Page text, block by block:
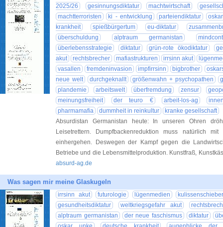
2025/26 gesinnungsdiktatur machtwirtschaft
machtterroristen
ki - entwicklung parteiendiktatur
krankheit
spießbürgertum eu-diktatur
überschuldung
alptraum germanistan
überlebensstrategie
diktatur grün-rote ökodiktatur
akut
rechtsbrecher mafiastrukturen irrsinn akut
vasallen
fremdeninvasion impfirrsinn bigbrother
neue welt
durchgeknallt größenwahn + psychopathen
plandemie
arbeitswelt überfremdung zensur
meinungsfreiheit
der teuro € arbeit-los-ag
pharmamafia
dummheit in reinkultur
kranke gesellschaft
Absurdistan Germanistan heute: In unseren Ohren
Leisetrettern. Dumpfbackenreduktion muss natürlich mit
einhergehen. Deswegen der Kampf gegen die
Betriebe und die Lebensmittelproduktion. Kunstfraß,
absurd-ag.de
Was sagen mir meine Glaskugeln
irrsinn akut futurologie lügenmedien
gesundheitsdiktatur
weltkriegsgefahr akut
alptraum germanistan
der neue faschismus diktatur